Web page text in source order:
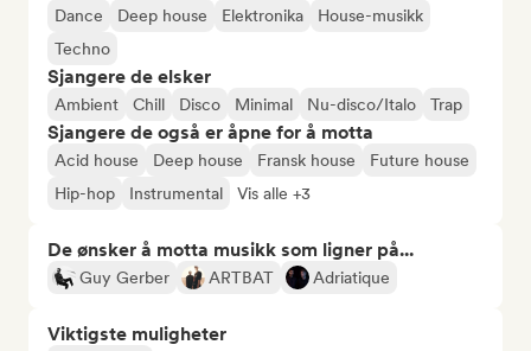
Dance Deep house Elektronika
House-musikk
Techno
Sjangere de elsker
Ambient Chill Disco Minimal Nu-disco/Italo Trap
Sjangere de også er åpne for å motta
Acid house Deep house Fransk house
Future house
Hip-hop
Instrumental Vis alle +3
De ønsker å motta musikk som ligner på...
Guy Gerber ARTBAT Adriatique
Viktigste muligheter